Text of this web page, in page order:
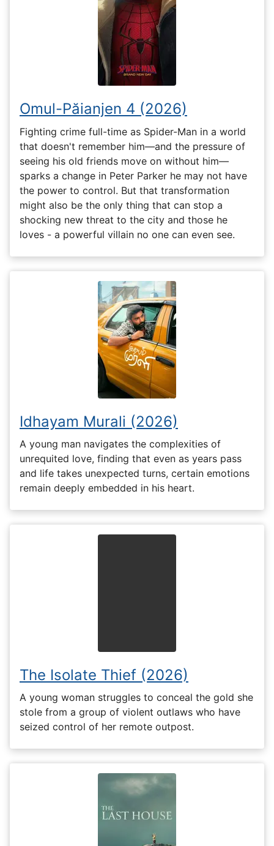
Omul-Păianjen 4 (2026)
Fighting crime full-time as Spider-Man in a world
that doesn't remember him—and the pressure of
seeing his old friends move on without him—
sparks a change in Peter Parker he may not have
the power to control. But that transformation
might also be the only thing that can stop a
shocking new threat to the city and those he
loves - a powerful villain no one can even see.
Idhayam Murali (2026)
A young man navigates the complexities of
unrequited love, finding that even as years pass
and life takes unexpected turns, certain emotions
remain deeply embedded in his heart.
The Isolate Thief (2026)
A young woman struggles to conceal the gold she
stole from a group of violent outlaws who have
seized control of her remote outpost.